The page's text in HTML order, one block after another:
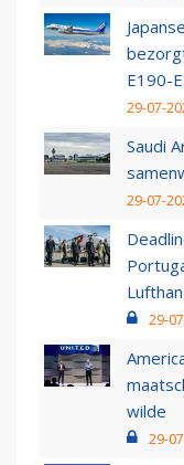
E190-
29-07-
Saudi
29-07-
29-
wilde
29-